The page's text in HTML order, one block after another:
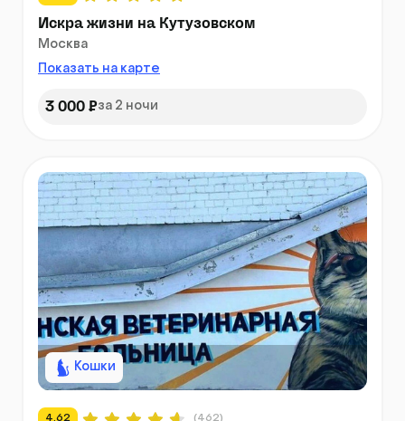
Искра жизни на Кутузовском
Москва
Показать на карте
3 000 ₽за 2 ночи
Кошки
4.62 (462)